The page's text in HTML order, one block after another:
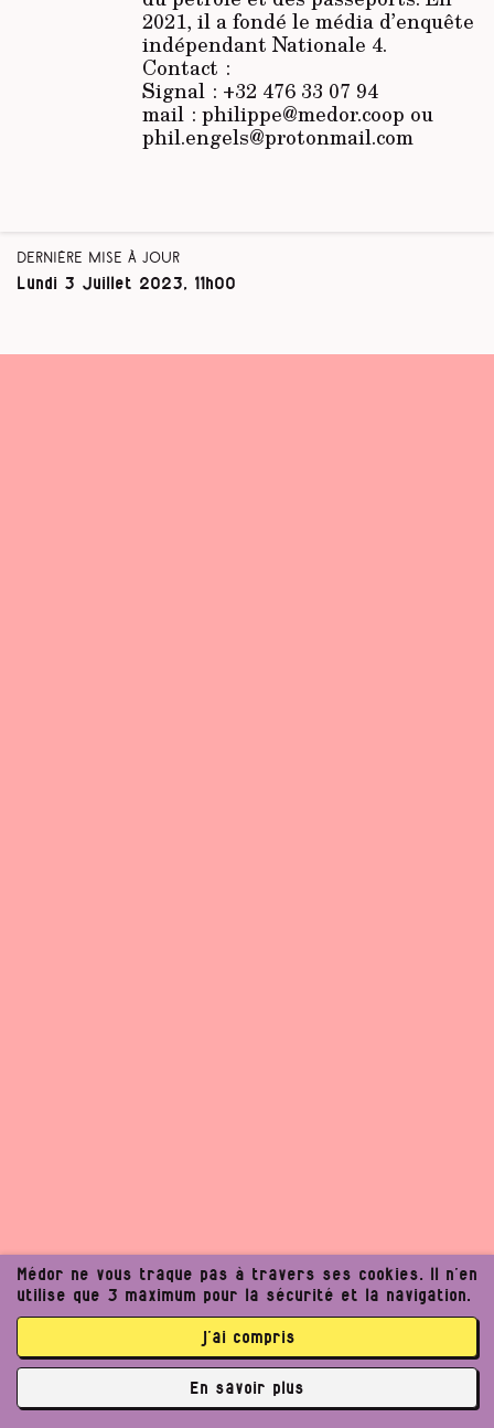
2021, il a fondé le média d’enquête
indépendant Nationale 4.
Contact :
Signal : +32 476 33 07 94
mail : philippe@medor.coop ou
phil.engels@protonmail.com
Dernière mise à jour
Lundi 3 Juillet 2023, 11h00
Médor ne vous traque pas à travers ses cookies. Il n’en
utilise que 3 maximum pour la sécurité et la navigation.
j’ai compris
En savoir plus